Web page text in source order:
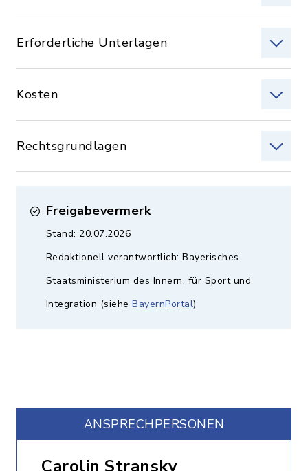
Erforderliche Unterlagen
Kosten
Rechtsgrundlagen
Freigabevermerk
Stand: 20.07.2026
Redaktionell verantwortlich: Bayerisches
Staatsministerium des Innern, für Sport und
Integration (siehe BayernPortal)
ANSPRECHPERSONEN
Carolin Stransky